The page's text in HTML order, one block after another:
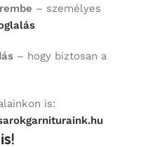
– személyes
– hogy biztosan a
is: